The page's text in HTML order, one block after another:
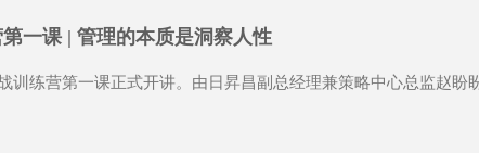
一课 | 管理的本质是洞察人性
训练营第一课正式开讲。由日昇昌副总经理兼策略中心总监赵